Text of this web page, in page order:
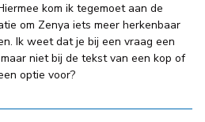
kom ik tegemoet aan de
om Zenya iets meer herkenbaar
Ik weet dat je bij een vraag een
niet bij de tekst van een kop of
optie voor?